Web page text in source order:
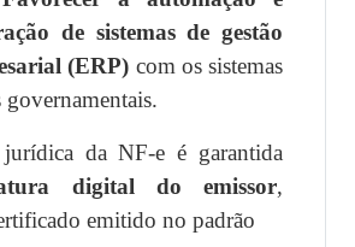
de sistemas de gestão
(ERP) com os sistemas
governamentais.
da NF-e é garantida
digital do emissor,
emitido no padrão